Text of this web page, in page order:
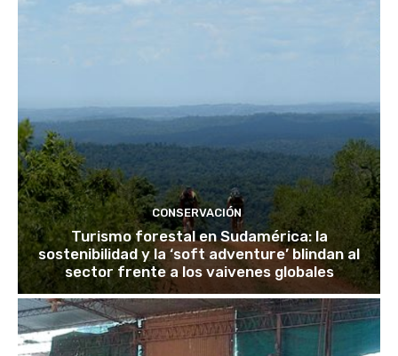
CONSERVACIÓN
Turismo forestal en Sudamérica: la
sostenibilidad y la ‘soft adventure’ blindan al
sector frente a los vaivenes globales